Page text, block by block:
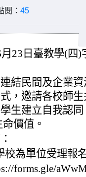
： 45
23日臺教學(四)
結民間及企業
，邀請各校師
生建立自我認
價值。
校為單位受理報
forms.gle/